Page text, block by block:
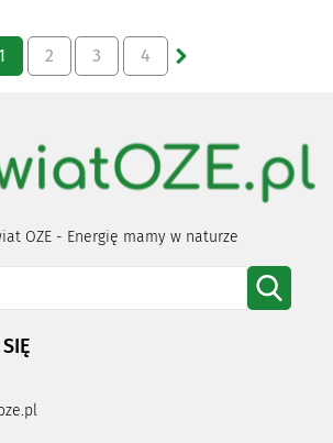
2 3 4
OZE - Energię mamy w naturze